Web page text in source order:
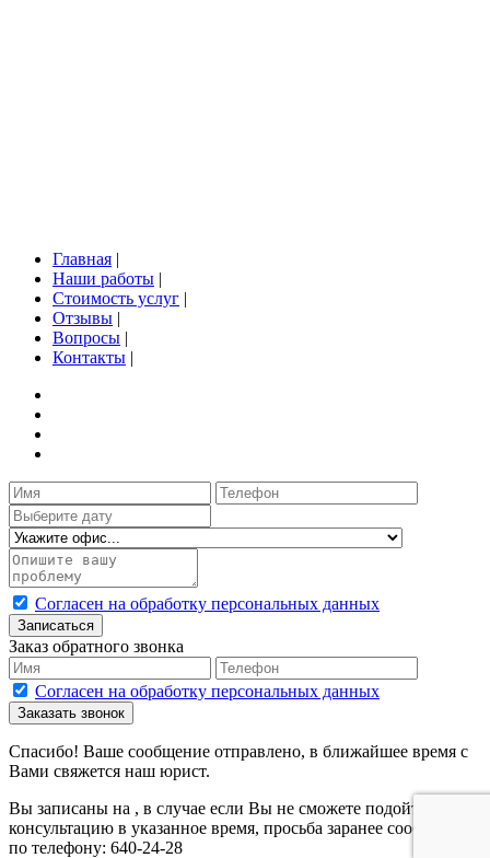
Главная |
Наши работы |
Стоимость услуг |
Отзывы |
Вопросы |
Контакты |
Согласен на обработку персональных данных
Записаться
Заказ обратного звонка
Согласен на обработку персональных данных
Заказать звонок
Спасибо! Ваше сообщение отправлено, в ближайшее время с
Вами свяжется наш юрист.
Вы записаны на , в случае если Вы не сможете подойти на
консультацию в указанное время, просьба заранее сообщить
по телефону: 640-24-28